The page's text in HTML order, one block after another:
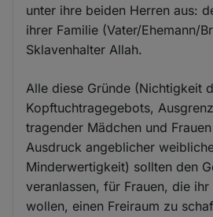
unter ihre beiden Herren aus:
ihrer Familie (Vater/Ehemann/
Sklavenhalter Allah.
Alle diese Gründe (Nichtigkeit
Kopftuchtragegebots,
tragender Mädchen und
Ausdruck angeblicher
Minderwertigkeit) sollten den
veranlassen, für Frauen, die
wollen, einen Freiraum zu